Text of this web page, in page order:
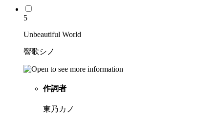
5
Unbeautiful World
響歌シノ
作詞者
東乃カノ